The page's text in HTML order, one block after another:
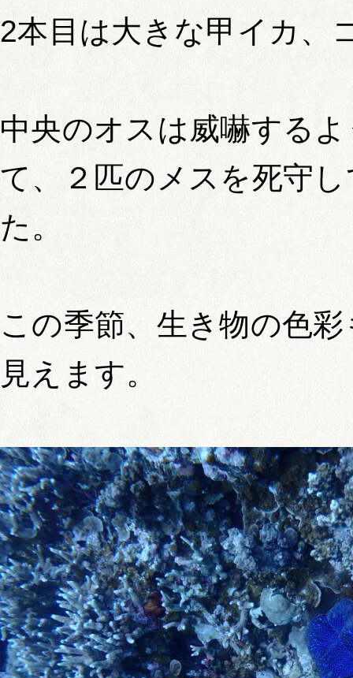
2本目は大きな甲イカ、
中央のオスは威嚇する
て、２匹のメスを死守
た。
この季節、生き物の色
見えます。